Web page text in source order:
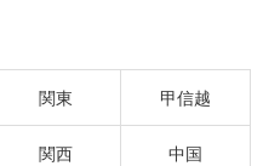
関東 甲信越
関西 中国